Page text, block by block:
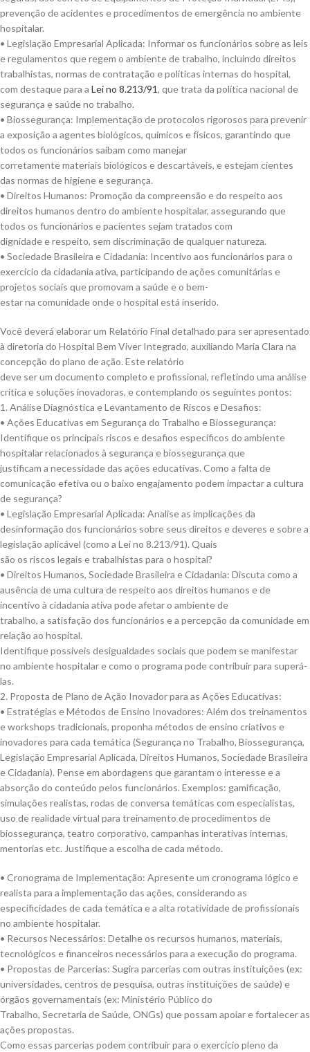
prevenção de acidentes e procedimentos de emergência no ambiente
hospitalar.
• Legislação Empresarial Aplicada: Informar os funcionários sobre as leis
e regulamentos que regem o ambiente de trabalho, incluindo direitos
trabalhistas, normas de contratação e políticas internas do hospital,
com destaque para a Lei no 8.213/91, que trata da política nacional de
segurança e saúde no trabalho.
• Biossegurança: Implementação de protocolos rigorosos para prevenir
a exposição a agentes biológicos, químicos e físicos, garantindo que
todos os funcionários saibam como manejar
corretamente materiais biológicos e descartáveis, e estejam cientes
das normas de higiene e segurança.
• Direitos Humanos: Promoção da compreensão e do respeito aos
direitos humanos dentro do ambiente hospitalar, assegurando que
todos os funcionários e pacientes sejam tratados com
dignidade e respeito, sem discriminação de qualquer natureza.
• Sociedade Brasileira e Cidadania: Incentivo aos funcionários para o
exercício da cidadania ativa, participando de ações comunitárias e
projetos sociais que promovam a saúde e o bem-
estar na comunidade onde o hospital está inserido.
Você deverá elaborar um Relatório Final detalhado para ser apresentado
à diretoria do Hospital Bem Viver Integrado, auxiliando Maria Clara na
concepção do plano de ação. Este relatório
deve ser um documento completo e profissional, refletindo uma análise
crítica e soluções inovadoras, e contemplando os seguintes pontos:
1. Análise Diagnóstica e Levantamento de Riscos e Desafios:
• Ações Educativas em Segurança do Trabalho e Biossegurança:
Identifique os principais riscos e desafios específicos do ambiente
hospitalar relacionados à segurança e biossegurança que
justificam a necessidade das ações educativas. Como a falta de
comunicação efetiva ou o baixo engajamento podem impactar a cultura
de segurança?
• Legislação Empresarial Aplicada: Analise as implicações da
desinformação dos funcionários sobre seus direitos e deveres e sobre a
legislação aplicável (como a Lei no 8.213/91). Quais
são os riscos legais e trabalhistas para o hospital?
• Direitos Humanos, Sociedade Brasileira e Cidadania: Discuta como a
ausência de uma cultura de respeito aos direitos humanos e de
incentivo à cidadania ativa pode afetar o ambiente de
trabalho, a satisfação dos funcionários e a percepção da comunidade em
relação ao hospital.
Identifique possíveis desigualdades sociais que podem se manifestar
no ambiente hospitalar e como o programa pode contribuir para superá-
las.
2. Proposta de Plano de Ação Inovador para as Ações Educativas:
• Estratégias e Métodos de Ensino Inovadores: Além dos treinamentos
e workshops tradicionais, proponha métodos de ensino criativos e
inovadores para cada temática (Segurança no Trabalho, Biossegurança,
Legislação Empresarial Aplicada, Direitos Humanos, Sociedade Brasileira
e Cidadania). Pense em abordagens que garantam o interesse e a
absorção do conteúdo pelos funcionários. Exemplos: gamificação,
simulações realistas, rodas de conversa temáticas com especialistas,
uso de realidade virtual para treinamento de procedimentos de
biossegurança, teatro corporativo, campanhas interativas internas,
mentorias etc. Justifique a escolha de cada método.
• Cronograma de Implementação: Apresente um cronograma lógico e
realista para a implementação das ações, considerando as
especificidades de cada temática e a alta rotatividade de profissionais
no ambiente hospitalar.
• Recursos Necessários: Detalhe os recursos humanos, materiais,
tecnológicos e financeiros necessários para a execução do programa.
• Propostas de Parcerias: Sugira parcerias com outras instituições (ex:
universidades, centros de pesquisa, outras instituições de saúde) e
órgãos governamentais (ex: Ministério Público do
Trabalho, Secretaria de Saúde, ONGs) que possam apoiar e fortalecer as
ações propostas.
Como essas parcerias podem contribuir para o exercício pleno da